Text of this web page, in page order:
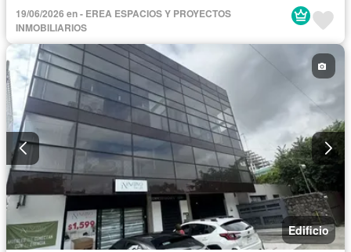
19/06/2026 en - EREA ESPACIOS Y PROYECTOS
INMOBILIARIOS
Edificio